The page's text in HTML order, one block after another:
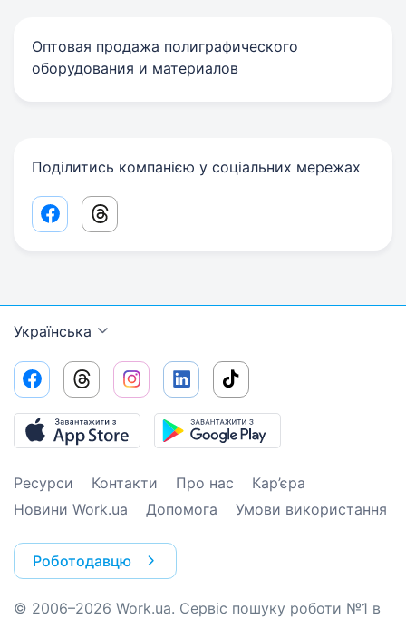
Оптовая продажа полиграфического
оборудования и материалов
Поділитись компанією у соціальних мережах
Facebook share link
Threads share link
Українська
Ресурси Контакти Про нас
Кар’єра
Новини Work.ua
Допомога Умови використання
Роботодавцю
© 2006–2026 Work.ua. Сервіс пошуку роботи №1 в